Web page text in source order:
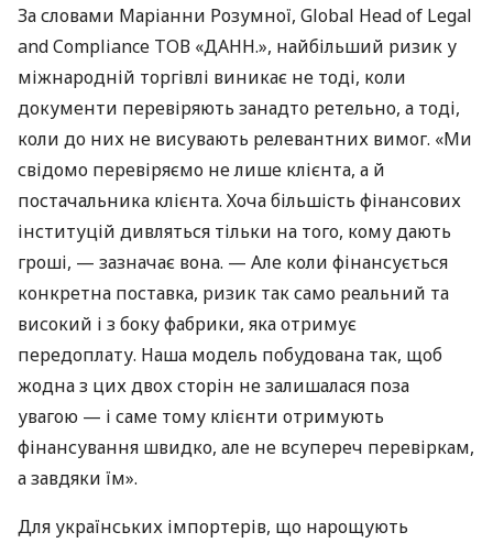
За словами Маріанни Розумної, Global Head of Legal
and Compliance ТОВ «ДАНН.», найбільший ризик у
міжнародній торгівлі виникає не тоді, коли
документи перевіряють занадто ретельно, а тоді,
коли до них не висувають релевантних вимог. «Ми
свідомо перевіряємо не лише клієнта, а й
постачальника клієнта. Хоча більшість фінансових
інституцій дивляться тільки на того, кому дають
гроші, — зазначає вона. — Але коли фінансується
конкретна поставка, ризик так само реальний та
високий і з боку фабрики, яка отримує
передоплату. Наша модель побудована так, щоб
жодна з цих двох сторін не залишалася поза
увагою — і саме тому клієнти отримують
фінансування швидко, але не всупереч перевіркам,
а завдяки їм».
Для українських імпортерів, що нарощують